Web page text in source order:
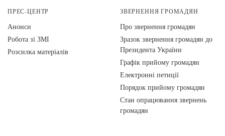
ПРЕС-ЦЕНТР
Анонси
Робота зі ЗМІ
Розсилка матеріалів
ЗВЕРНЕННЯ ГРОМАДЯН
Про звернення громадян
Зразок звернення громадян до
Президента України
Графік прийому громадян
Електронні петиції
Порядок прийому громадян
Стан опрацювання звернень
громадян